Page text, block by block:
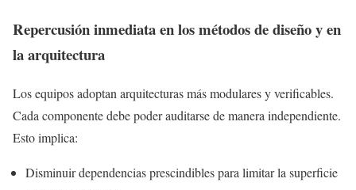
Repercusión inmediata en los métodos de diseño y en
la arquitectura
Los equipos adoptan arquitecturas más modulares y verificables.
Cada componente debe poder auditarse de manera independiente.
Esto implica:
Disminuir dependencias prescindibles para limitar la superficie